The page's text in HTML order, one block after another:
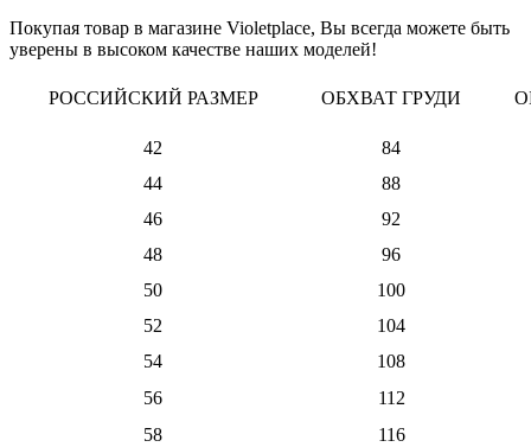
Покупая товар в магазине Violetplace, Вы всегда можете быть
уверены в высоком качестве наших моделей!
РОССИЙСКИЙ РАЗМЕР ОБХВАТ ГРУДИ
42
84
44
88
46
92
48
96
50
100
52
104
54
108
56
112
58
116